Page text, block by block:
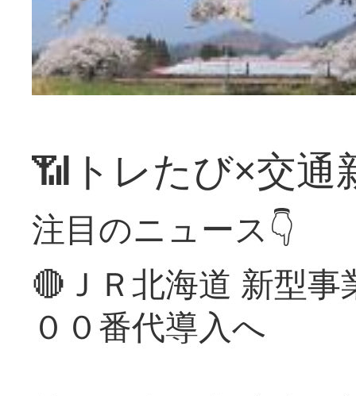
📶トレたび×交通
注目のニュース👇
🔴ＪＲ北海道 新型
００番代導入へ